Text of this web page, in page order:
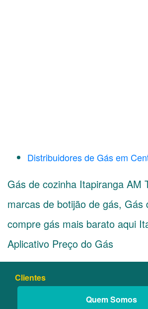
Distribuidores de Gás em
Gás de cozinha Itapiranga AM
marcas de botijão de gás, Gás
compre gás mais barato aqui
Aplicativo Preço do Gás
Clientes
Quem Somos